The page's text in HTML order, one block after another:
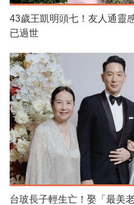
43歲王凱明頭七！友人通靈
已過世
台玻長子輕生亡！娶「最美